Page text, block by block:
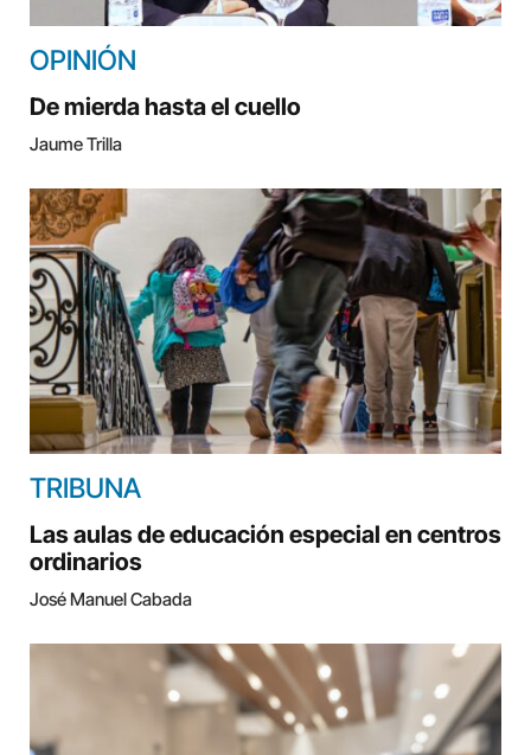
OPINIÓN
De mierda hasta el cuello
Jaume Trilla
TRIBUNA
Las aulas de educación especial en centros
ordinarios
José Manuel Cabada